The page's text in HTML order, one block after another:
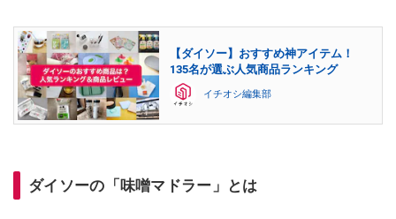
【ダイソー】おすすめ神アイテム！
135名が選ぶ人気商品ランキング
イチオシ編集部
ダイソーの「味噌マドラー」とは